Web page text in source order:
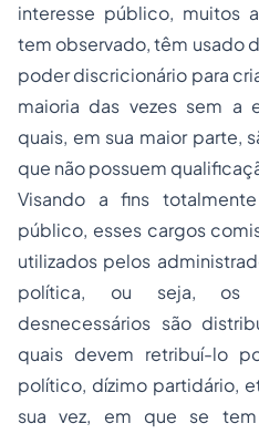
interesse público, muitos
tem observado, têm usado
poder discricionário para
maioria das vezes sem a
quais, em sua maior parte,
que não possuem
Visando a fins
público, esses cargos
utilizados pelos
política, ou seja, os
desnecessários são
quais devem retribuí-lo
político, dízimo partidário,
sua vez, em que se